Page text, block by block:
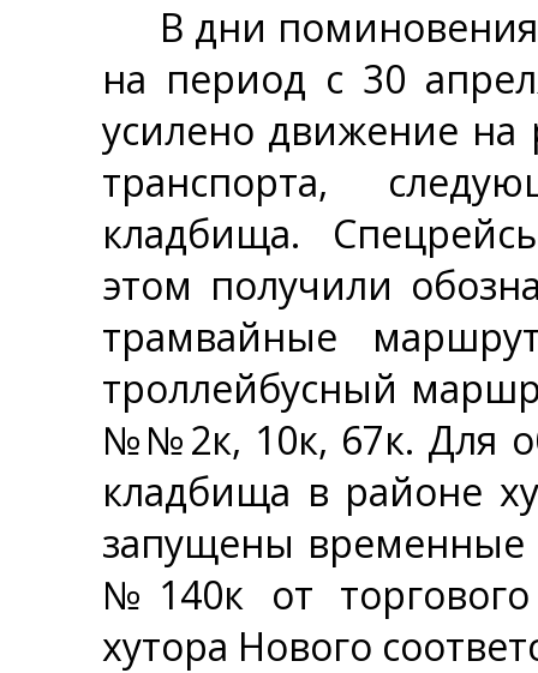
В дни
на период с 30
усилено движение на
транспорта,
кладбища.
этом получили
трамвайные
троллейбусный
№№2к, 10к, 67к. Для
кладбища в районе
запущены
№140к от
хутора Нового